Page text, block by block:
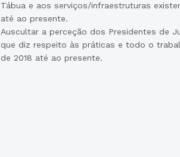
Tábua e aos serviços/infraestruturas
até ao presente.
Auscultar a perceção dos Presidentes de
que diz respeito às práticas e todo o
de 2018 até ao presente.